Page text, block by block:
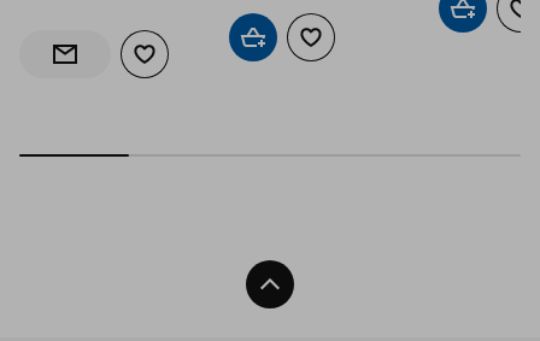
Информирай ме за наличност
Добави към списъка с любими
Добави в кошницата
Добави към списъка с
Добави
Нагоре